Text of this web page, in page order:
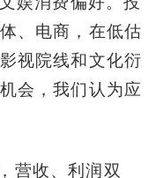
、电商，在低估
视院线和文化衍
会，我们认为应
营收、利润双